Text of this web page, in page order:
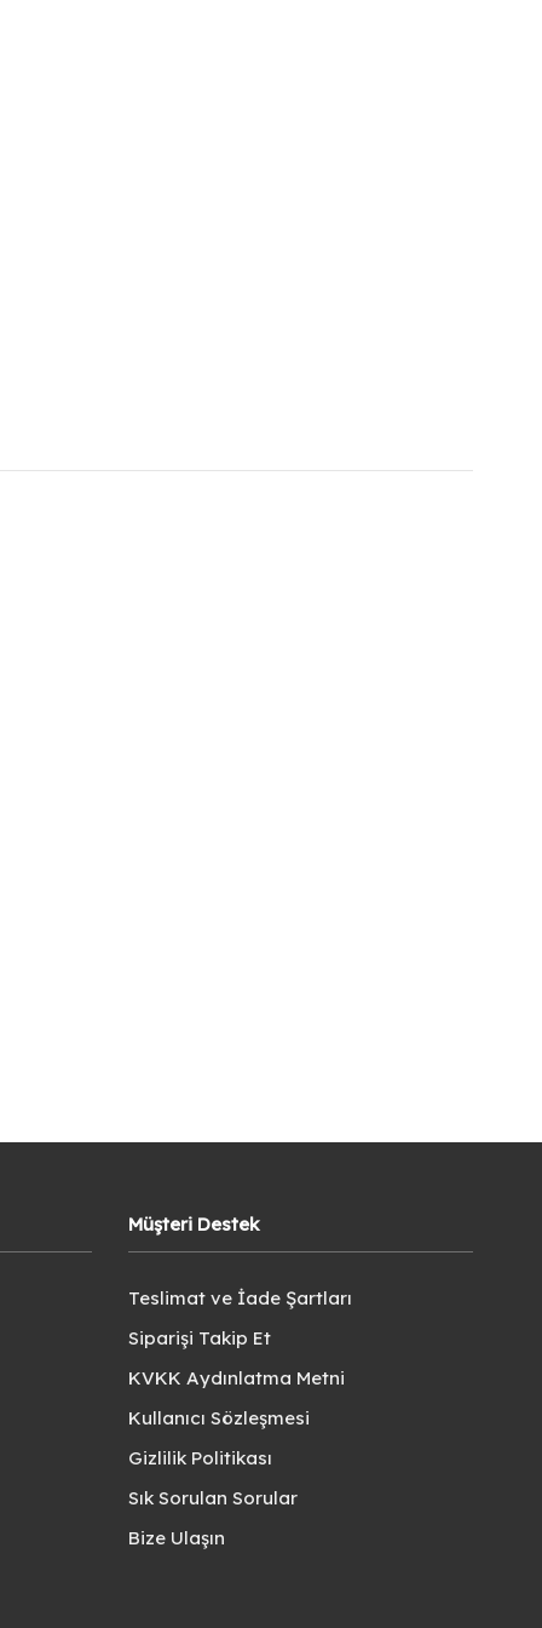
Müşteri Destek
Teslimat ve İade Şartları
Siparişi Takip Et
KVKK Aydınlatma Metni
Kullanıcı Sözleşmesi
Gizlilik Politikası
Sık Sorulan Sorular
Bize Ulaşın